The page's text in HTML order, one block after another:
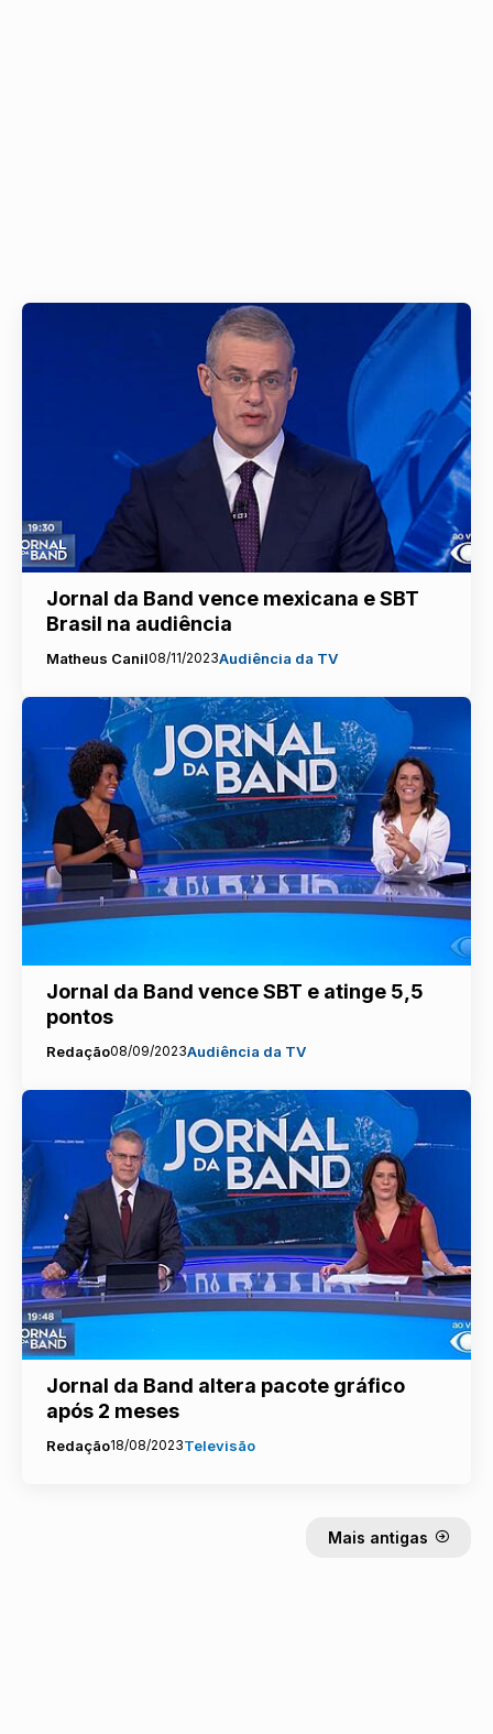
Jornal da Band vence mexicana e SBT
Brasil na audiência
Matheus Canil08/11/2023Audiência da TV
Jornal da Band vence SBT e atinge 5,5
pontos
Redação08/09/2023Audiência da TV
Jornal da Band altera pacote gráfico
após 2 meses
Redação18/08/2023Televisão
Mais antigas